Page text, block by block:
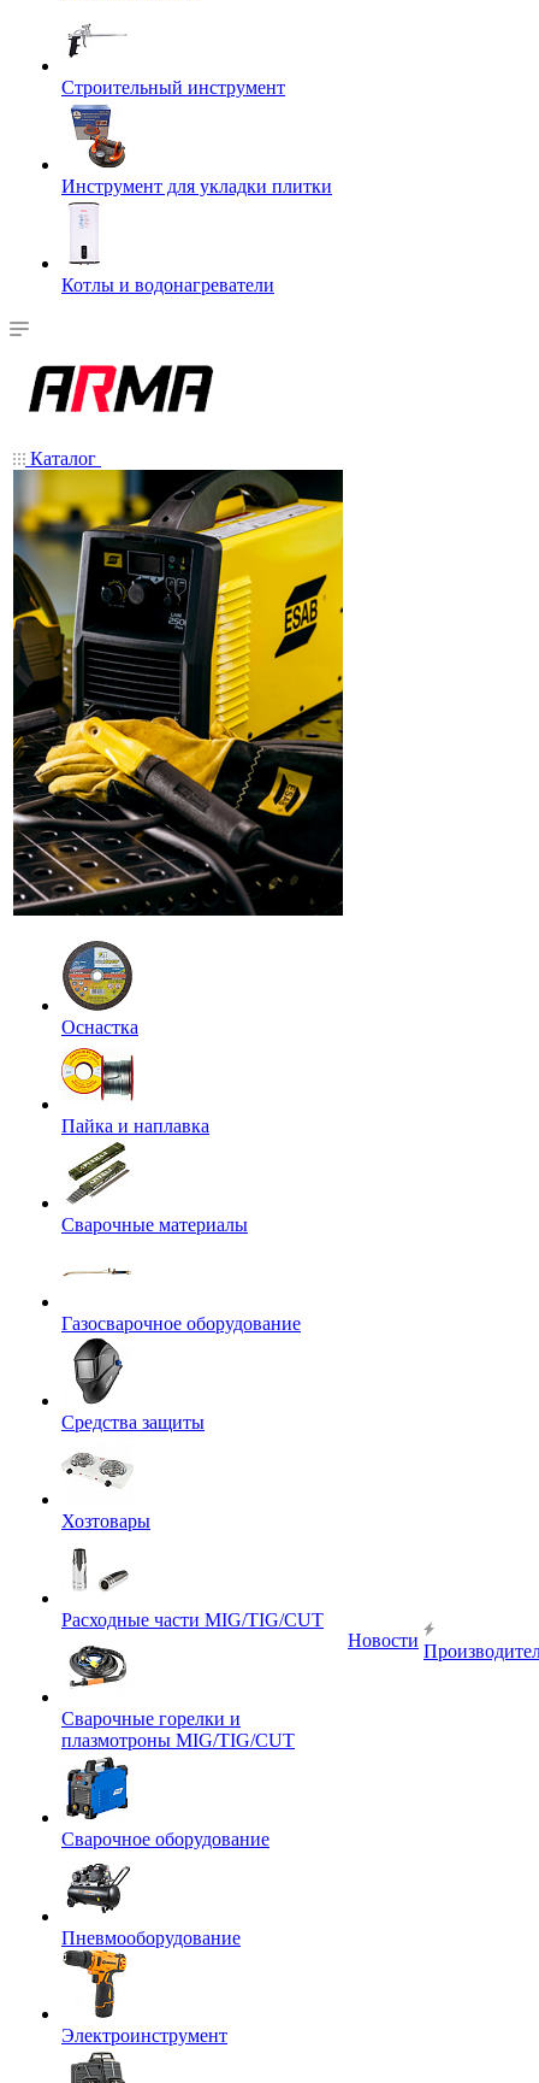
Строительный инструмент
Инструмент для укладки плитки
Котлы и водонагреватели
Каталог
Оснастка
Пайка и наплавка
Сварочные материалы
Газосварочное оборудование
Средства защиты
Хозтовары
Расходные части MIG/TIG/CUT
Сварочные горелки и
плазмотроны MIG/TIG/CUT
Сварочное оборудование
Пневмооборудование
Электроинструмент
Новости